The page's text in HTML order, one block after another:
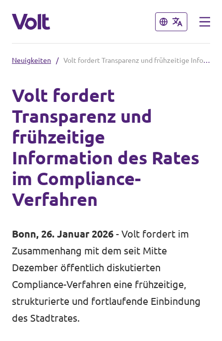
Schließen
Website von Volt NRW
Volt vor Ort in NRW
Volt in Deutschland
Volt Deutschland
Volt in deinem Bundesland
Volt Deutschland Merchandise Shop
Schließen
Programm
Über Volt
Menschen
Unsere Events
Kontakt zu Volt Bonn
Mach mit bei Volt Bonn
Neuigkeiten / Volt fordert Transparenz und frühzeitige Information des Rates im Compliance-Verfahren
Volt fordert
Transparenz und
frühzeitige
Information des Rates
im Compliance-
Verfahren
Bonn, 26. Januar 2026 - Volt fordert im
Zusammenhang mit dem seit Mitte
Dezember öffentlich diskutierten
Compliance-Verfahren eine frühzeitige,
strukturierte und fortlaufende Einbindung
des Stadtrates.